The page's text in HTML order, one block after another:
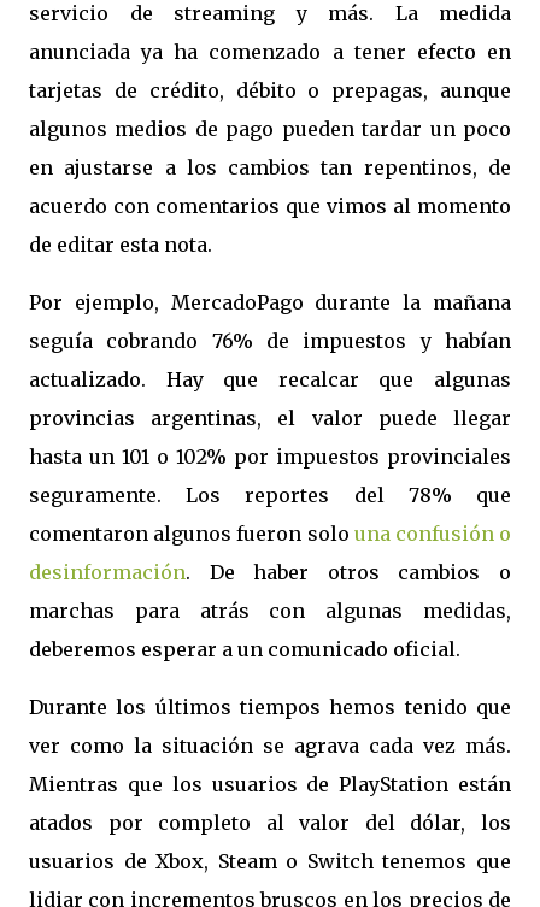
servicio de streaming y más. La medida
anunciada ya ha comenzado a tener efecto en
tarjetas de crédito, débito o prepagas, aunque
algunos medios de pago pueden tardar un poco
en ajustarse a los cambios tan repentinos, de
acuerdo con comentarios que vimos al momento
de editar esta nota.
Por ejemplo, MercadoPago durante la mañana
seguía cobrando 76% de impuestos y habían
actualizado. Hay que recalcar que algunas
provincias argentinas, el valor puede llegar
hasta un 101 o 102% por impuestos provinciales
seguramente. Los reportes del 78% que
comentaron algunos fueron solo una confusión o
desinformación. De haber otros cambios o
marchas para atrás con algunas medidas,
deberemos esperar a un comunicado oficial.
Durante los últimos tiempos hemos tenido que
ver como la situación se agrava cada vez más.
Mientras que los usuarios de PlayStation están
atados por completo al valor del dólar, los
usuarios de Xbox, Steam o Switch tenemos que
lidiar con incrementos bruscos en los precios de